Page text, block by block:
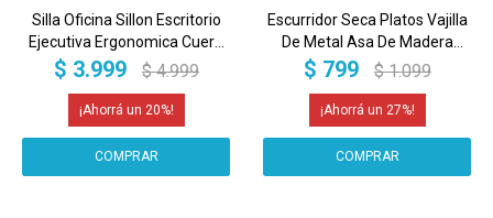
Silla Oficina Sillon Escritorio
Ejecutiva Ergonomica Cuero
con apoyapies IMBACK Color
$ 3.999 $ 4.999
20
Escurridor Seca Platos Vajilla
De Metal Asa De Madera
Cocina Imback Color Negro
$ 799 $ 1.099
27